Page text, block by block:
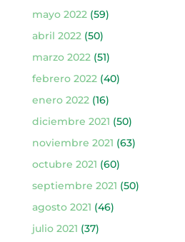
mayo 2022(59)
abril 2022(50)
marzo 2022(51)
febrero 2022(40)
enero 2022(16)
diciembre 2021 (50)
noviembre 2021 (63)
octubre 2021 (60)
septiembre 2021 (50)
agosto 2021 (46)
julio 2021 (37)